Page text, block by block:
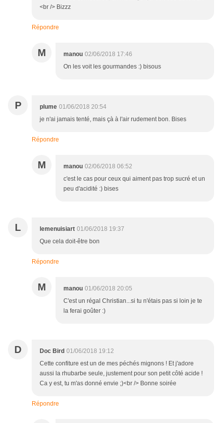
<br /> Bizzz
Répondre
M manou 02/06/2018 17:46
On les voit les gourmandes :) bisous
P plume 01/06/2018 20:54
je n'ai jamais tenté, mais çà à l'air rudement bon. Bises
Répondre
M manou 02/06/2018 06:52
c'est le cas pour ceux qui aiment pas trop sucré et un
peu d'acidité :) bises
L lemenuisiart 01/06/2018 19:37
Que cela doit-être bon
Répondre
M manou 01/06/2018 20:05
C'est un régal Christian...si tu n'étais pas si loin je te
la ferai goûter :)
D Doc Bird 01/06/2018 19:12
Cette confiture est un de mes péchés mignons ! Et j'adore
aussi la rhubarbe seule, justement pour son petit côté acide !
Ca y est, tu m'as donné envie ;)<br /> Bonne soirée
Répondre